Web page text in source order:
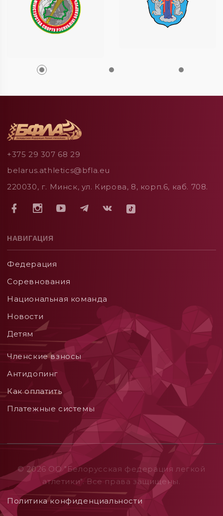
+375 29 307 68 29
belarus.athletics@bfla.eu
220030, г. Минск, ул. Кирова, 8, корп.6, каб. 708.
НАВИГАЦИЯ
Федерация
Соревнования
Национальная команда
Новости
Детям
Членские взносы
Aнтидопинг
Как оплатить
Платежные системы
© 2026 ОO "Белорусская федерация легкой
атлетики". Все права защищены.
Политика конфиденциальности